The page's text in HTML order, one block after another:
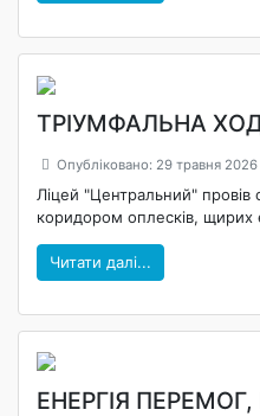
ТРІУМФАЛЬНА
Опубліковано: 29 травня 2026
Ліцей "Центральний" провів
коридором оплесків,
Читати далі...
ЕНЕРГІЯ